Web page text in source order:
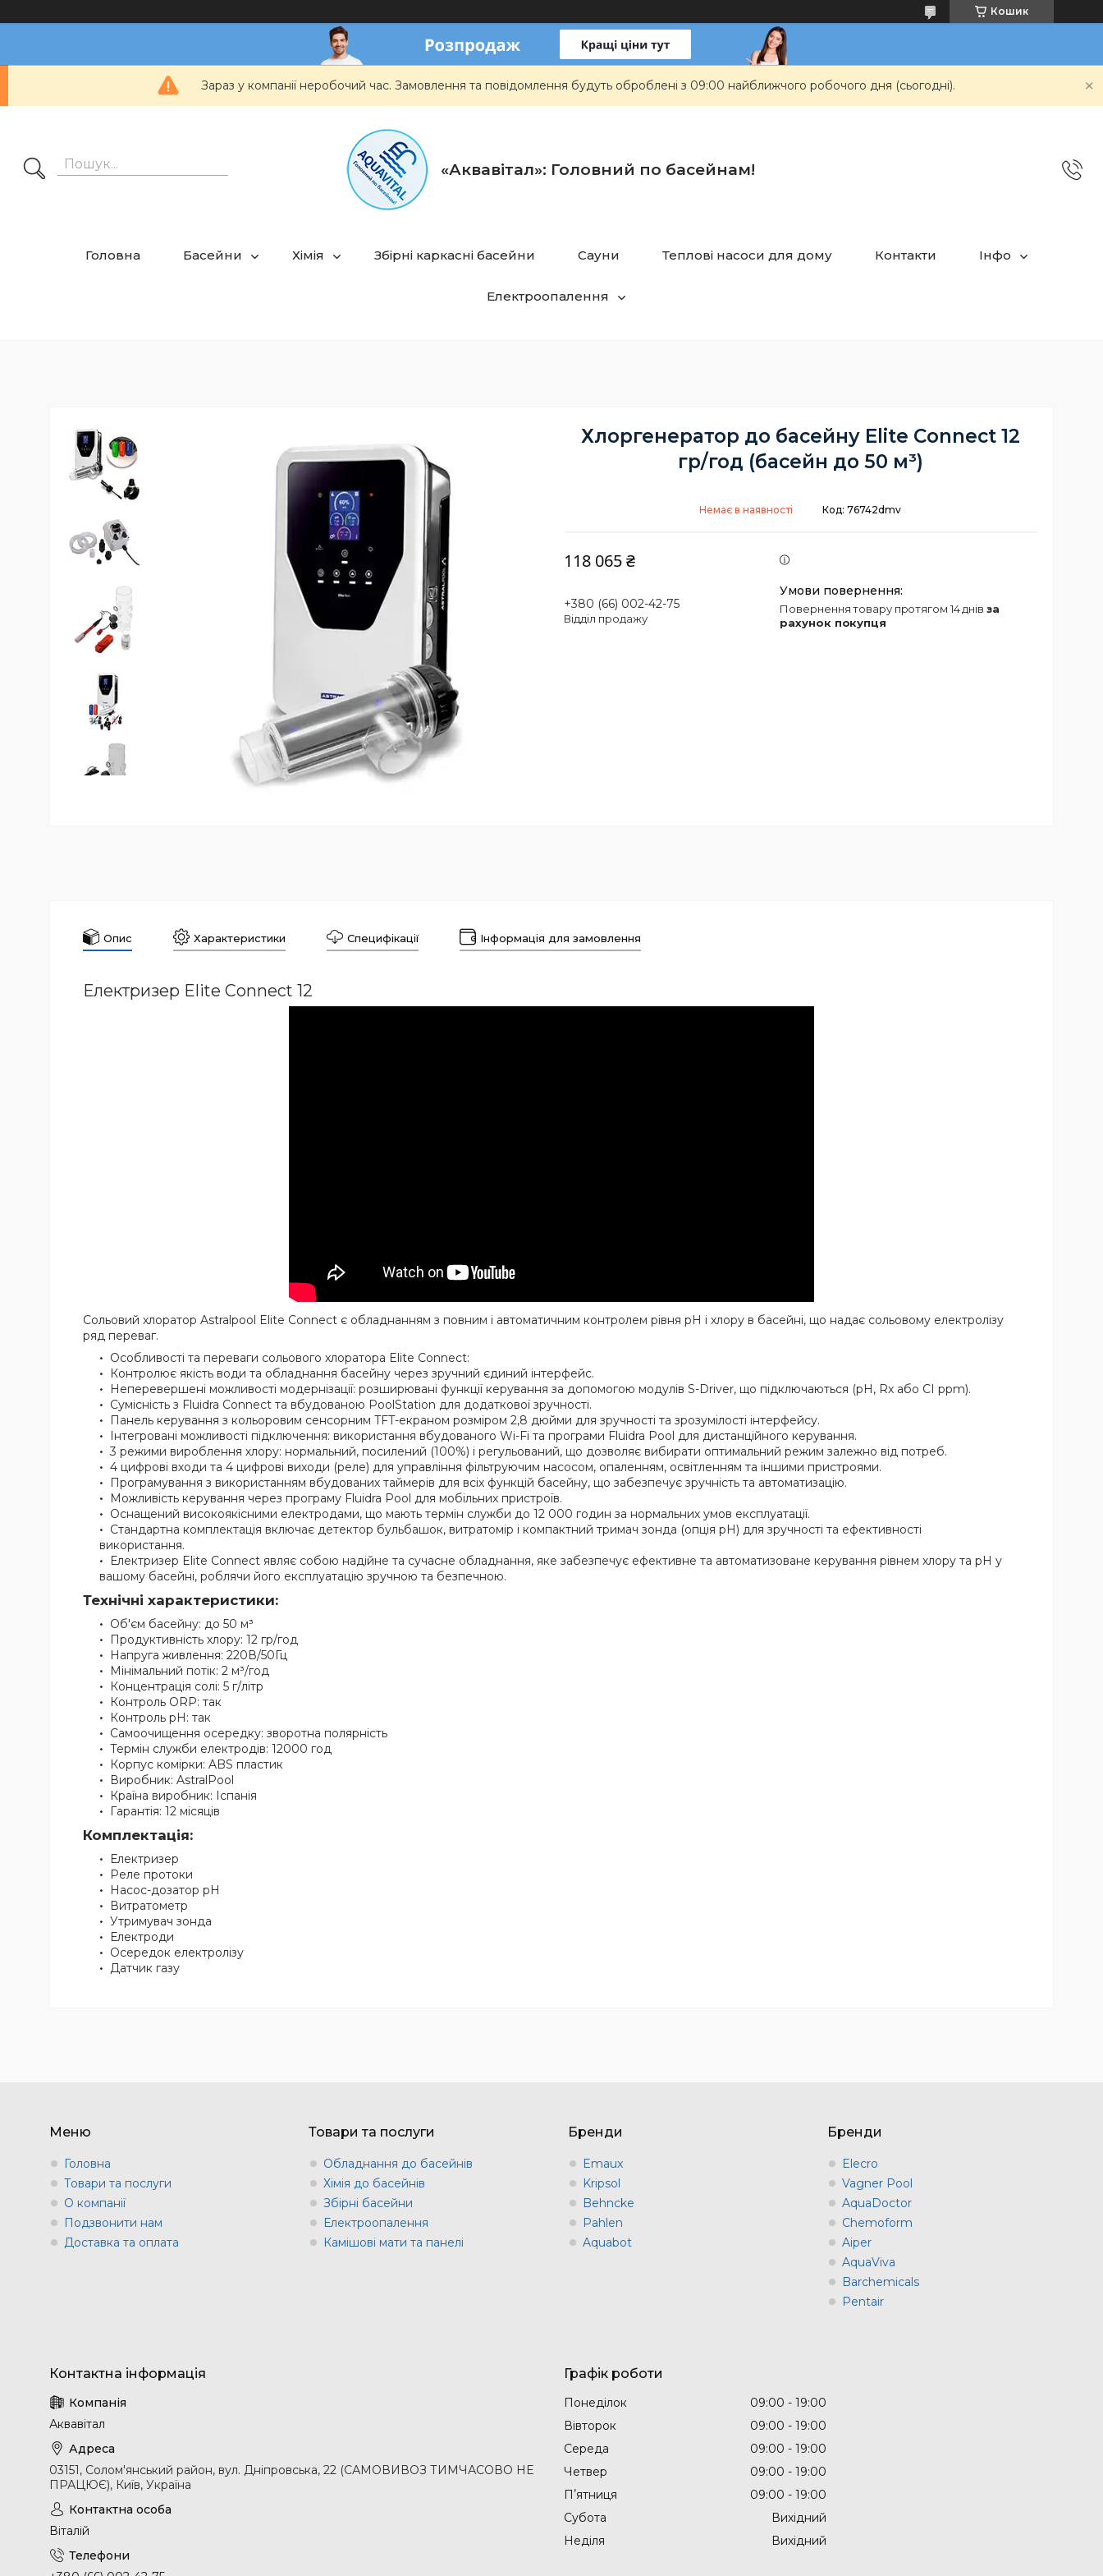
Кошик
Зараз у компанії неробочий час. Замовлення та повідомлення будуть оброблені з 09:00 найближчого робочого дня (сьогодні).
«Аквавітал»: Головний по басейнам!
Головна Басейни Хімія Збірні каркасні басейни Сауни Теплові насоси для дому Контакти Інфо
Електроопалення
Хлоргенератор до басейну Elite Connect 12
гр/год (басейн до 50 м³)
Немає в наявності Код: 76742dmv
118 065 ₴
+380 (66) 002-42-75
Відділ продажу
повернення товару протягом 14 днів за
рахунок покупця
Опис Характеристики Специфікації Інформація для замовлення
Електризер Elite Connect 12
Сольовий хлоратор Astralpool Elite Connect є обладнанням з повним і автоматичним контролем рівня pH і хлору в басейні, що надає сольовому електролізу
ряд переваг.
Особливості та переваги сольового хлоратора Elite Connect:
Контролює якість води та обладнання басейну через зручний єдиний інтерфейс.
Неперевершені можливості модернізації: розширювані функції керування за допомогою модулів S-Driver, що підключаються (pH, Rx або CI ppm).
Сумісність з Fluidra Connect та вбудованою PoolStation для додаткової зручності.
Панель керування з кольоровим сенсорним TFT-екраном розміром 2,8 дюйми для зручності та зрозумілості інтерфейсу.
Інтегровані можливості підключення: використання вбудованого Wi-Fi та програми Fluidra Pool для дистанційного керування.
3 режими вироблення хлору: нормальний, посилений (100%) і регульований, що дозволяє вибирати оптимальний режим залежно від потреб.
4 цифрові входи та 4 цифрові виходи (реле) для управління фільтруючим насосом, опаленням, освітленням та іншими пристроями.
Програмування з використанням вбудованих таймерів для всіх функцій басейну, що забезпечує зручність та автоматизацію.
Можливість керування через програму Fluidra Pool для мобільних пристроїв.
Оснащений високоякісними електродами, що мають термін служби до 12 000 годин за нормальних умов експлуатації.
Стандартна комплектація включає детектор бульбашок, витратомір і компактний тримач зонда (опція pH) для зручності та ефективності
використання.
Електризер Elite Connect являє собою надійне та сучасне обладнання, яке забезпечує ефективне та автоматизоване керування рівнем хлору та pH у
вашому басейні, роблячи його експлуатацію зручною та безпечною.
Технічні характеристики:
Об'єм басейну: до 50 м³
Продуктивність хлору: 12 гр/год
Напруга живлення: 220В/50Гц
Мінімальний потік: 2 м³/год
Концентрація солі: 5 г/літр
Контроль ORP: так
Контроль pH: так
Самоочищення осередку: зворотна полярність
Термін служби електродів: 12000 год
Корпус комірки: ABS пластик
Виробник: AstralPool
Країна виробник: Іспанія
Гарантія: 12 місяців
Комплектація:
Електризер
Реле протоки
Насос-дозатор pH
Витратометр
Утримувач зонда
Електроди
Осередок електролізу
Датчик газу
Меню
Головна
Товари та послуги
О компанії
Подзвонити нам
Доставка та оплата
Товари та послуги
Обладнання до басейнів
Хімія до басейнів
Збірні басейни
Електроопалення
Камішові мати та панелі
Бренди
Emaux
Kripsol
Behncke
Pahlen
Aquabot
Бренди
Elecro
Vagner Pool
AquaDoctor
Chemoform
Aiper
AquaViva
Barchemicals
Pentair
Аквавітал
03151, Солом'янський район, вул. Дніпровська, 22 (САМОВИВОЗ ТИМЧАСОВО НЕ
ПРАЦЮЄ), Київ, Україна
Віталій
Графік роботи
Понеділок 09:00
19:00
Вівторок
09:00
19:00
Середа
09:00
19:00
Четвер
09:00
19:00
Пʼятниця
09:00
19:00
Субота
Вихідний
Неділя
Вихідний